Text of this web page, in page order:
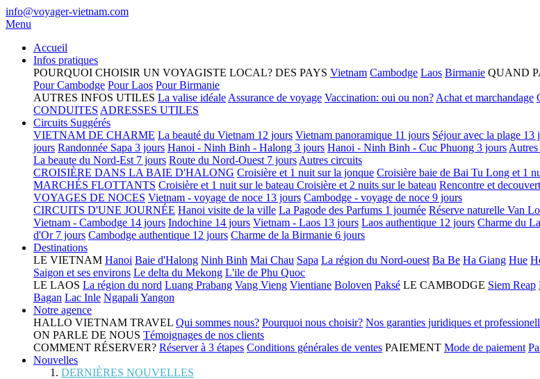
info@voyager-vietnam.com
Menu
Accueil
Infos pratiques
POURQUOI CHOISIR UN VOYAGISTE LOCAL? DES PAYS Vietnam Cambodge Laos Birmanie QUAND
Pour Cambodge Pour Laos Pour Birmanie
AUTRES INFOS UTILES La valise idéale Assurance de voyage Vaccination: oui ou non? Achat et marchandage
CONDUITES ADRESSES UTILES
Circuits Suggérés
VIETNAM DE CHARME La beauté du Vietnam 12 jours Vietnam panoramique 11 jours Séjour avec la plage 13
jours Randonnée Sapa 3 jours Hanoi - Ninh Binh - Halong 3 jours Hanoi - Ninh Binh - Cuc Phuong 3 jours
La beaute du Nord-Est 7 jours Route du Nord-Ouest 7 jours Autres circuits
CROISIÈRE DANS LA BAIE D'HALONG Croisière et 1 nuit sur la jonque Croisière baie de Bai Tu Long et 1
MARCHÉS FLOTTANTS Croisière et 1 nuit sur le bateau Croisière et 2 nuits sur le bateau Rencontre et
VOYAGES DE NOCES Vietnam - voyage de noce 13 jours Cambodge - voyage de noce 9 jours
CIRCUITS D'UNE JOURNÉE Hanoi visite de la ville La Pagode des Parfums 1 journée Réserve naturelle Van
Vietnam - Cambodge 14 jours Indochine 14 jours Vietnam - Laos 13 jours Laos authentique 12 jours Charme du
d'Or 7 jours Cambodge authentique 12 jours Charme de la Birmanie 6 jours
Destinations
LE VIETNAM Hanoi Baie d'Halong Ninh Binh Mai Chau Sapa La région du Nord-ouest Ba Be Ha Giang Hue
Saigon et ses environs Le delta du Mekong L'ile de Phu Quoc
LE LAOS La région du nord Luang Prabang Vang Vieng Vientiane Boloven Paksé LE CAMBODGE Siem Reap
Bagan Lac Inle Ngapali Yangon
Notre agence
HALLO VIETNAM TRAVEL Qui sommes nous? Pourquoi nous choisir? Nos garanties juridiques et
ON PARLE DE NOUS Témoignages de nos clients
COMMENT RÉSERVER? Réserver à 3 étapes Conditions générales de ventes PAIEMENT Mode de paiement
Nouvelles
DERNIÈRES NOUVELLES